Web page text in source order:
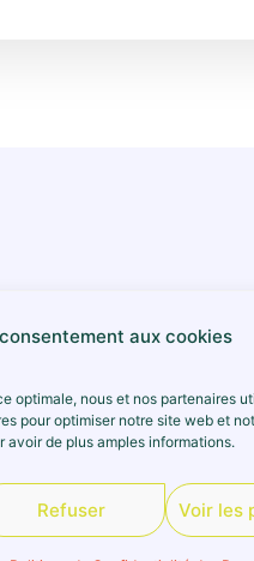
aux cookies
optimale, nous et nos partenaires
pour optimiser notre site web et
avoir de plus amples informations.
Refuser Voir les